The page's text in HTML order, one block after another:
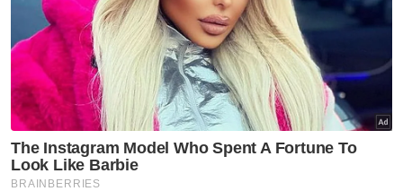
pengundi Pas.
Menurutnya, senario tersebut akan
memberikan masalah kepada gabungan
yang bakal dibentuk pada PRU15 itu nanti
kerana undi daripada Pas sahaja tidak
memungkinkan mereka untuk memenangi
kerusi berkenaan.